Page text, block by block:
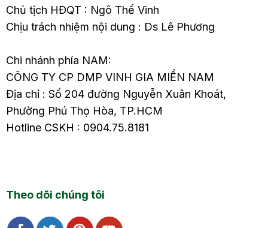
Chủ tịch HĐQT : Ngô Thế Vinh
Chịu trách nhiệm nội dung : Ds Lê Phương
Chi nhánh phía NAM:
CÔNG TY CP DMP VINH GIA MIỀN NAM
Địa chỉ : Số 204 đường Nguyễn Xuân Khoát,
Phường Phú Thọ Hòa, TP.HCM
Hotline CSKH : 0904.75.8181
Theo dõi chúng tôi